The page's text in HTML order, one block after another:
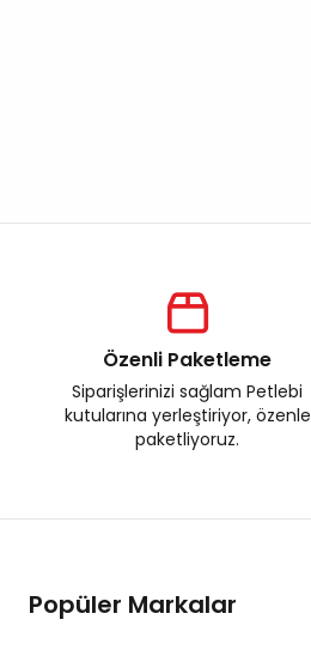
Özenli Paketleme
Siparişlerinizi sağlam Petlebi
kutularına yerleştiriyor, özenle
paketliyoruz.
Popüler Markalar